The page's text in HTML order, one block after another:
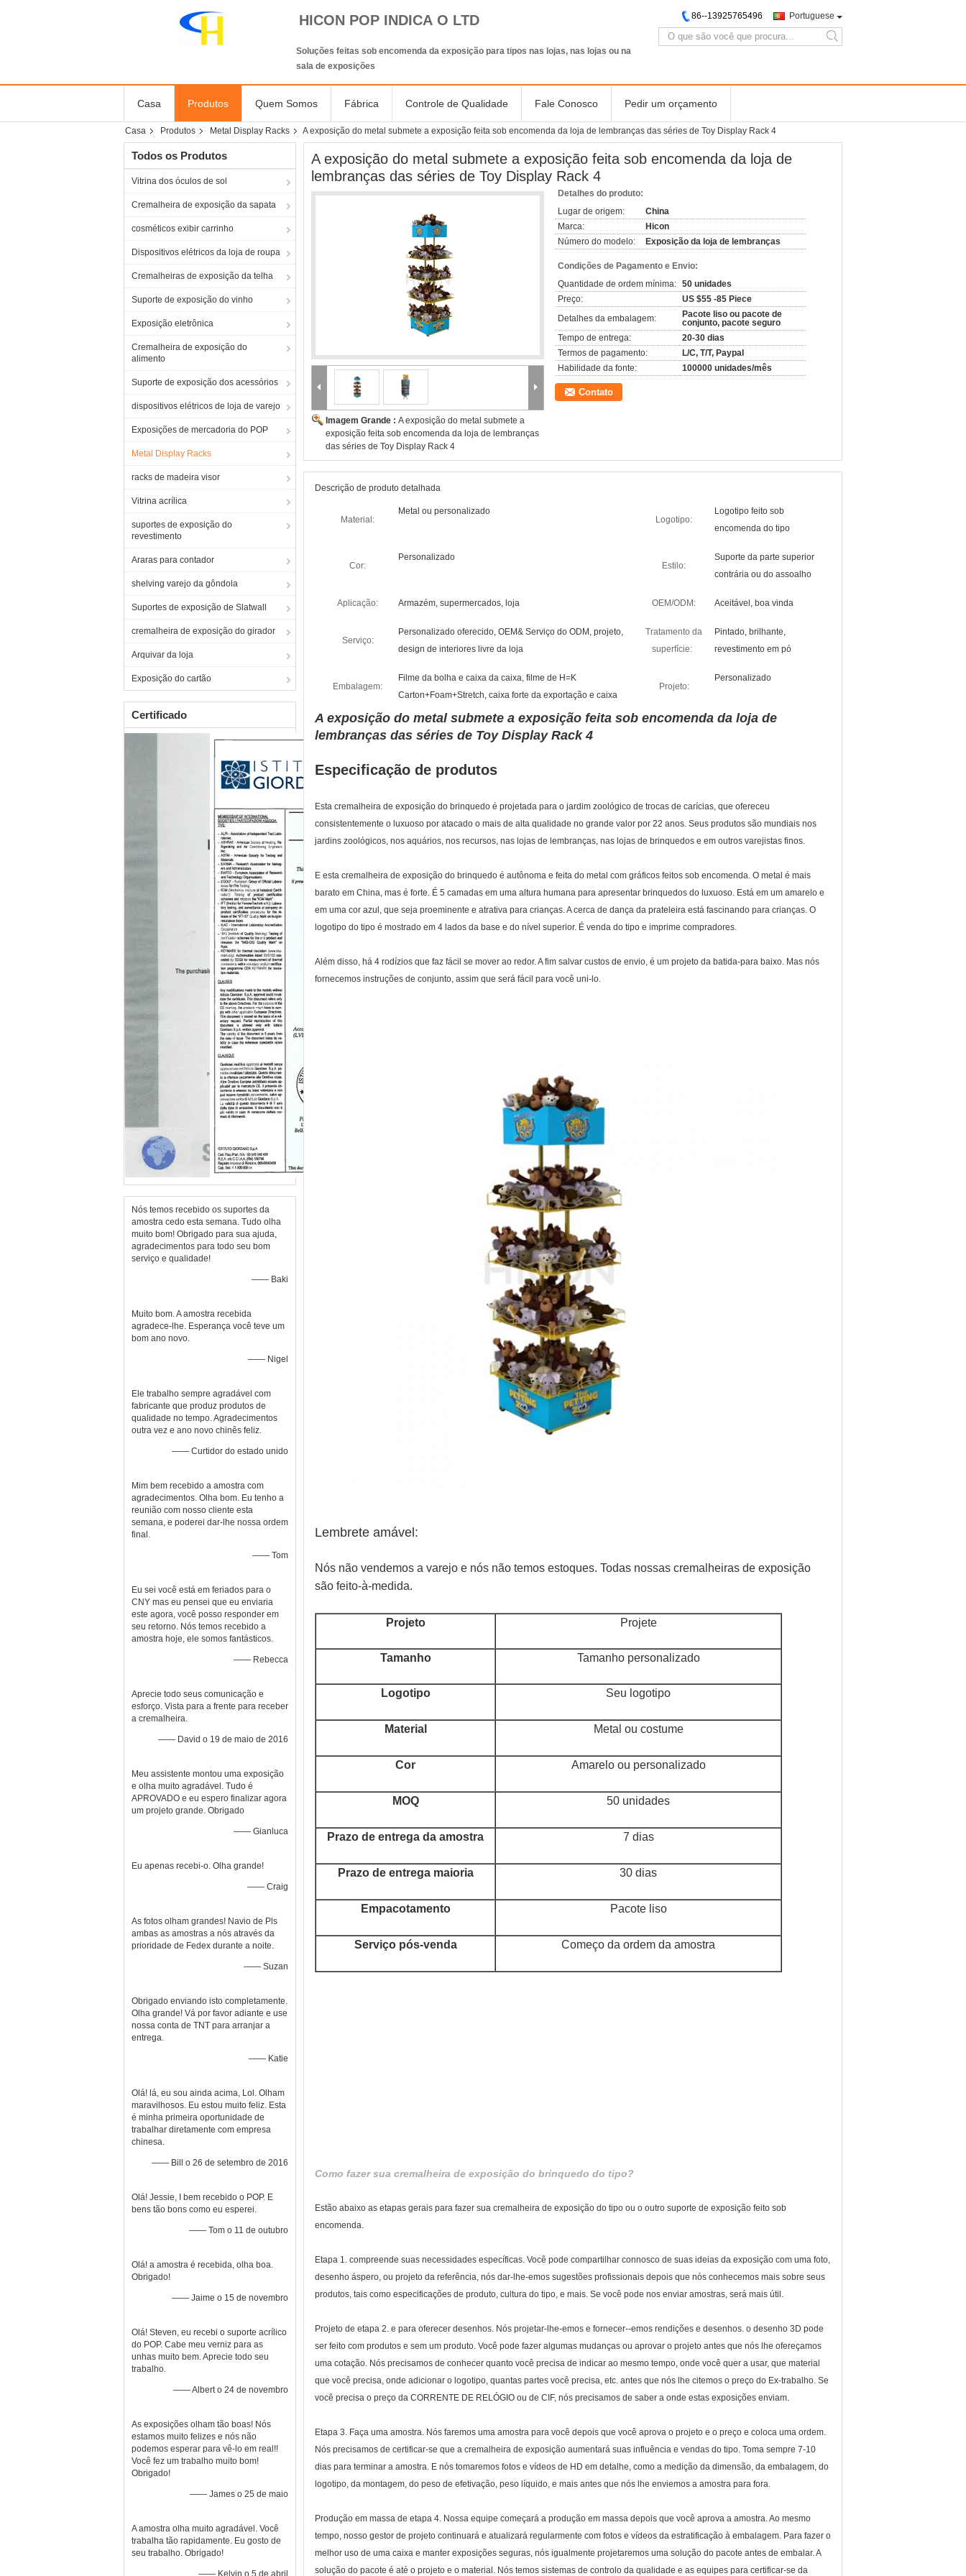
HICON POP INDICA O LTD
Soluções feitas sob encomenda da exposição para tipos nas lojas, nas lojas ou na
sala de exposições
Portuguese
86--13925765496
search
Casa Produtos Quem Somos Fábrica Controle de Qualidade Fale Conosco Pedir um orçamento
Casa Produtos Metal Display Racks A exposição do metal submete a exposição feita sob encomenda da loja de lembranças das séries de Toy Display Rack 4
Todos os Produtos
Vitrina dos óculos de sol
Cremalheira de exposição da sapata
cosméticos exibir carrinho
Dispositivos elétricos da loja de roupa
Cremalheiras de exposição da telha
Suporte de exposição do vinho
Exposição eletrônica
Cremalheira de exposição do
alimento
Suporte de exposição dos acessórios
dispositivos elétricos de loja de varejo
Exposições de mercadoria do POP
Metal Display Racks
racks de madeira visor
Vitrina acrílica
suportes de exposição do
revestimento
Araras para contador
shelving varejo da gôndola
Suportes de exposição de Slatwall
cremalheira de exposição do girador
Arquivar da loja
Exposição do cartão
Certificado
Nós temos recebido os suportes da
amostra cedo esta semana. Tudo olha
muito bom! Obrigado para sua ajuda,
agradecimentos para todo seu bom
serviço e qualidade!
—— Baki
Muito bom. A amostra recebida
agradece-lhe. Esperança você teve um
bom ano novo.
—— Nigel
Ele trabalho sempre agradável com
fabricante que produz produtos de
qualidade no tempo. Agradecimentos
outra vez e ano novo chinês feliz.
—— Curtidor do estado unido
Mim bem recebido a amostra com
agradecimentos. Olha bom. Eu tenho a
reunião com nosso cliente esta
semana, e poderei dar-lhe nossa ordem
final.
—— Tom
Eu sei você está em feriados para o
CNY mas eu pensei que eu enviaria
este agora, você posso responder em
seu retorno. Nós temos recebido a
amostra hoje, ele somos fantásticos.
—— Rebecca
Aprecie todo seus comunicação e
esforço. Vista para a frente para receber
a cremalheira.
—— David o 19 de maio de 2016
Meu assistente montou uma exposição
e olha muito agradável. Tudo é
APROVADO e eu espero finalizar agora
um projeto grande. Obrigado
—— Gianluca
Eu apenas recebi-o. Olha grande!
—— Craig
As fotos olham grandes! Navio de Pls
ambas as amostras a nós através da
prioridade de Fedex durante a noite.
—— Suzan
Obrigado enviando isto completamente.
Olha grande! Vá por favor adiante e use
nossa conta de TNT para arranjar a
entrega.
—— Katie
Olá! lá, eu sou ainda acima, Lol. Olham
maravilhosos. Eu estou muito feliz. Esta
é minha primeira oportunidade de
trabalhar diretamente com empresa
chinesa.
—— Bill o 26 de setembro de 2016
Olá! Jessie, I bem recebido o POP. E
bens tão bons como eu esperei.
—— Tom o 11 de outubro
Olá! a amostra é recebida, olha boa.
Obrigado!
—— Jaime o 15 de novembro
Olá! Steven, eu recebi o suporte acrílico
do POP. Cabe meu verniz para as
unhas muito bem. Aprecie todo seu
trabalho.
—— Albert o 24 de novembro
As exposições olham tão boas! Nós
estamos muito felizes e nós não
podemos esperar para vê-lo em real!!
Você fez um trabalho muito bom!
Obrigado!
—— James o 25 de maio
A amostra olha muito agradável. Você
trabalha tão rapidamente. Eu gosto de
seu trabalho. Obrigado!
—— Kelvin o 5 de abril
A exposição do metal submete a exposição feita sob encomenda da loja de
lembranças das séries de Toy Display Rack 4
Imagem Grande : A exposição do metal submete a
exposição feita sob encomenda da loja de lembranças
das séries de Toy Display Rack 4
Detalhes do produto:
Lugar de origem:
China
Marca:
Hicon
Número do modelo:
Exposição da loja de lembranças
Condições de Pagamento e Envio:
Quantidade de ordem mínima: 50 unidades
Preço:
US $55 -85 Piece
Detalhes da embalagem:
Pacote liso ou pacote de
conjunto, pacote seguro
Tempo de entrega:
20-30 dias
Termos de pagamento:
L/C, T/T, Paypal
Habilidade da fonte:
100000 unidades/mês
Contato
Descrição de produto detalhada
Material:
Metal ou personalizado
Logotipo:
Logotipo feito sob
encomenda do tipo
Cor:
Personalizado
Estilo:
Suporte da parte superior
contrária ou do assoalho
Aplicação: Armazém, supermercados, loja OEM/ODM: Aceitável, boa vinda
Serviço:
Personalizado oferecido, OEM& Serviço do ODM, projeto,
design de interiores livre da loja
Tratamento da
superfície:
Pintado, brilhante,
revestimento em pó
Embalagem:
Filme da bolha e caixa da caixa, filme de H=K
Carton+Foam+Stretch, caixa forte da exportação e caixa
Projeto:
Personalizado
A exposição do metal submete a exposição feita sob encomenda da loja de
lembranças das séries de Toy Display Rack 4
Especificação de produtos
Esta cremalheira de exposição do brinquedo é projetada para o jardim zoológico de trocas de carícias, que ofereceu
consistentemente o luxuoso por atacado o mais de alta qualidade no grande valor por 22 anos. Seus produtos são mundiais nos
jardins zoológicos, nos aquários, nos recursos, nas lojas de lembranças, nas lojas de brinquedos e em outros varejistas finos.
E esta cremalheira de exposição do brinquedo é autônoma e feita do metal com gráficos feitos sob encomenda. O metal é mais
barato em China, mas é forte. É 5 camadas em uma altura humana para apresentar brinquedos do luxuoso. Está em um amarelo e
em uma cor azul, que seja proeminente e atrativa para crianças. A cerca de dança da prateleira está fascinando para crianças. O
logotipo do tipo é mostrado em 4 lados da base e do nível superior. É venda do tipo e imprime compradores.
Além disso, há 4 rodízios que faz fácil se mover ao redor. A fim salvar custos de envio, é um projeto da batida-para baixo. Mas nós
fornecemos instruções de conjunto, assim que será fácil para você uni-lo.
Lembrete amável:
Nós não vendemos a varejo e nós não temos estoques. Todas nossas cremalheiras de exposição
são feito-à-medida.
Projeto Projete
Tamanho Tamanho personalizado
Logotipo Seu logotipo
Material Metal ou costume
Cor Amarelo ou personalizado
MOQ 50 unidades
Prazo de entrega da amostra 7 dias
Prazo de entrega maioria 30 dias
Empacotamento Pacote liso
Serviço pós-venda Começo da ordem da amostra
Como fazer sua cremalheira de exposição do brinquedo do tipo?
Estão abaixo as etapas gerais para fazer sua cremalheira de exposição do tipo ou o outro suporte de exposição feito sob
encomenda.
Etapa 1. compreende suas necessidades específicas. Você pode compartilhar connosco de suas ideias da exposição com uma foto,
desenho áspero, ou projeto da referência, nós dar-lhe-emos sugestões profissionais depois que nós conhecemos mais sobre seus
produtos, tais como especificações de produto, cultura do tipo, e mais. Se você pode nos enviar amostras, será mais útil.
Projeto de etapa 2. e para oferecer desenhos. Nós projetar-lhe-emos e fornecer--emos rendições e desenhos. o desenho 3D pode
ser feito com produtos e sem um produto. Você pode fazer algumas mudanças ou aprovar o projeto antes que nós lhe ofereçamos
uma cotação. Nós precisamos de conhecer quanto você precisa de indicar ao mesmo tempo, onde você quer a usar, que material
que você precisa, onde adicionar o logotipo, quantas partes você precisa, etc. antes que nós lhe citemos o preço do Ex-trabalho. Se
você precisa o preço da CORRENTE DE RELÓGIO ou de CIF, nós precisamos de saber a onde estas exposições enviam.
Etapa 3. Faça uma amostra. Nós faremos uma amostra para você depois que você aprova o projeto e o preço e coloca uma ordem.
Nós precisamos de certificar-se que a cremalheira de exposição aumentará suas influência e vendas do tipo. Toma sempre 7-10
dias para terminar a amostra. E nós tomaremos fotos e vídeos de HD em detalhe, como a medição da dimensão, da embalagem, do
logotipo, da montagem, do peso de efetivação, peso líquido, e mais antes que nós lhe enviemos a amostra para fora.
Produção em massa de etapa 4. Nossa equipe começará a produção em massa depois que você aprova a amostra. Ao mesmo
tempo, nosso gestor de projeto continuará e atualizará regularmente com fotos e vídeos da estratificação à embalagem. Para fazer o
melhor uso de uma caixa e manter exposições seguras, nós igualmente projetaremos uma solução do pacote antes de embalar. A
solução do pacote é até o projeto e o material. Nós temos sistemas de controlo da qualidade e as equipes para certificar-se da